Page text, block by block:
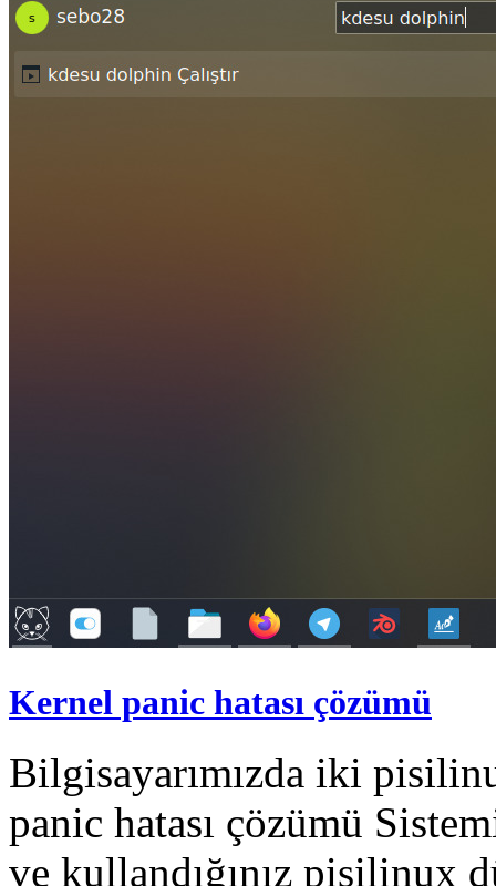
Kernel panic hatası çözümü
Bilgisayarımızda iki
panic hatası çözümü
ve kullandığınız pisilinux